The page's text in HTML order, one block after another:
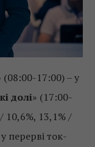
(08:00-17:00) – у
долі» (17:00-
10,6%, 13,1% /
перерві ток-